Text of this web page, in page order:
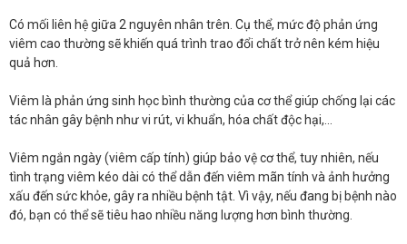
Có mối liên hệ giữa 2 nguyên nhân trên. Cụ thể, mức độ phản ứng
viêm cao thường sẽ khiến quá trình trao đổi chất trở nên kém hiệu
quả hơn.
Viêm là phản ứng sinh học bình thường của cơ thể giúp chống lại các
tác nhân gây bệnh như vi rút, vi khuẩn, hóa chất độc hại,…
Viêm ngắn ngày (viêm cấp tính) giúp bảo vệ cơ thể, tuy nhiên, nếu
tình trạng viêm kéo dài có thể dẫn đến viêm mãn tính và ảnh hưởng
xấu đến sức khỏe, gây ra nhiều bệnh tật. Vì vậy, nếu đang bị bệnh nào
đó, bạn có thể sẽ tiêu hao nhiều năng lượng hơn bình thường.